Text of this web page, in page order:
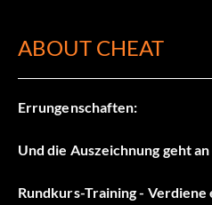
ABOUT CHEAT
Errungenschaften:
Und die Auszeichnung geht
Rundkurs-Training -